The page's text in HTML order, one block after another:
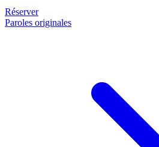
Réserver
Paroles originales